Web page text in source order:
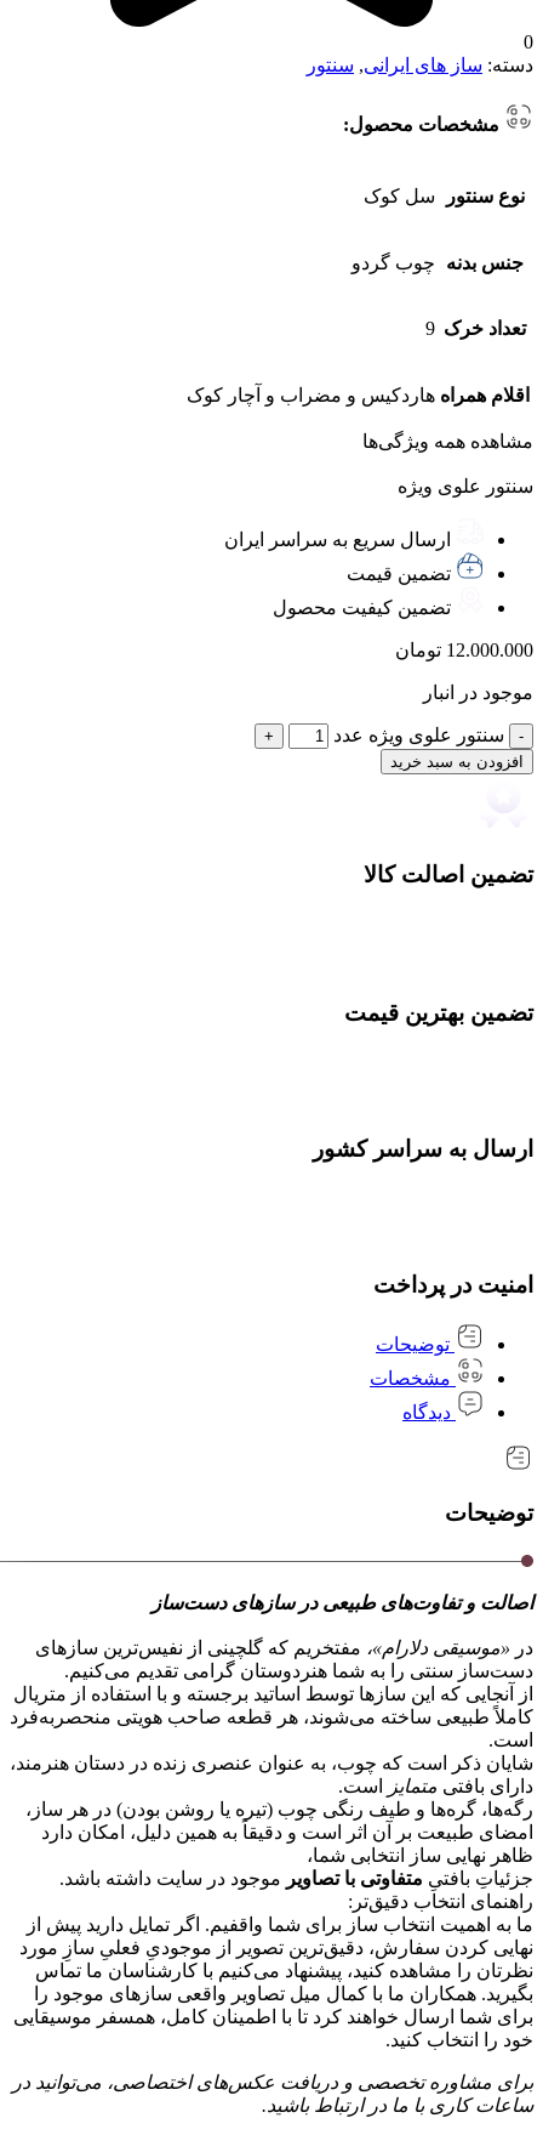
0
دسته: ساز های ایرانی, سنتور
مشخصات محصول:
نوع سنتور سل کوک
جنس بدنه چوب گردو
تعداد خرک 9
اقلام همراه هاردکیس و مضراب و آچار کوک
مشاهده همه ویژگی‌ها
سنتور علوی ویژه
ارسال سریع به سراسر ایران
تضمین قیمت
تضمین کیفیت محصول
12.000.000 تومان
موجود در انبار
سنتور علوی ویژه عدد
افزودن به سبد خرید
تضمین اصالت کالا
تضمین بهترین قیمت
ارسال به سراسر کشور
امنیت در پرداخت
توضیحات
مشخصات
دیدگاه
توضیحات
اصالت و تفاوت‌های طبیعی در سازهای دست‌ساز
در «موسیقی دلارام»، مفتخریم که گلچینی از نفیس‌ترین سازهای
دست‌ساز سنتی را به شما هنردوستان گرامی تقدیم می‌کنیم.
از آنجایی که این سازها توسط اساتید برجسته و با استفاده از متریال
کاملاً طبیعی ساخته می‌شوند، هر قطعه صاحب هویتی منحصر‌به‌فرد
است.
شایان ذکر است که چوب، به عنوان عنصری زنده در دستان هنرمند،
دارای بافتی متمایز
است.
رگه‌ها، گره‌ها و طیف رنگی چوب (تیره یا روشن بودن) در هر ساز،
امضای طبیعت بر آن اثر است و دقیقاً به همین دلیل، امکان دارد
ظاهر نهایی ساز انتخابی شما،
جزئیاتِ بافتیِ متفاوتی با تصاویر موجود در سایت داشته باشد.
راهنمای انتخاب دقیق‌تر:
ما به اهمیت انتخاب ساز برای شما واقفیم. اگر تمایل دارید پیش از
نهایی کردن سفارش، دقیق‌ترین تصویر از موجودیِ فعلیِ سازِ مورد
نظرتان را مشاهده کنید، پیشنهاد می‌کنیم با کارشناسان ما تماس
بگیرید. همکاران ما با کمال میل تصاویر واقعی سازهای موجود را
برای شما ارسال خواهند کرد تا با اطمینان کامل، همسفر موسیقایی
خود را انتخاب کنید.
برای مشاوره تخصصی و دریافت عکس‌های اختصاصی، می‌توانید در
ساعات کاری با ما در ارتباط باشید.